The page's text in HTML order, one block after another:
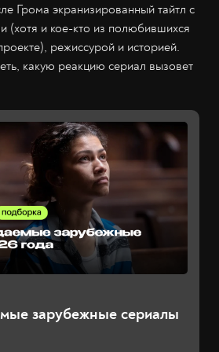
Грома экранизированный тайтл с
(хотя и кое-кто из полюбившихся
режиссурой и историей.
какую реакцию сериал вызовет
зарубежные сериалы